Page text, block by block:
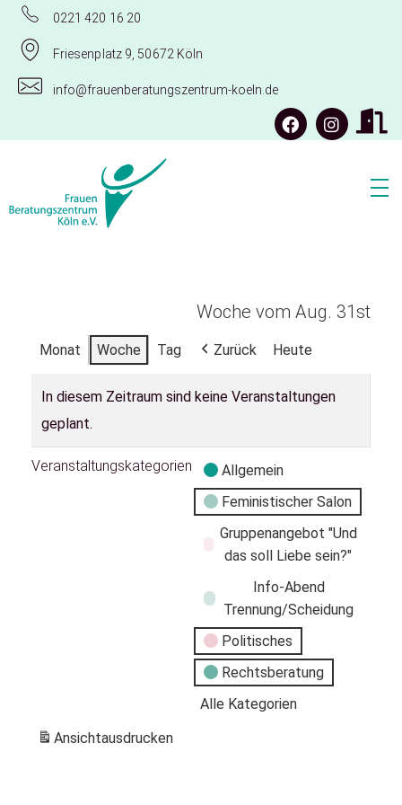
0221 420 16 20
Friesenplatz 9, 50672 Köln
info@frauenberatungszentrum-koeln.de
Woche vom Aug. 31st
Monat Woche Tag Zurück Heute
In diesem Zeitraum sind keine Veranstaltungen
geplant.
Veranstaltungskategorien
Allgemein
Feministischer Salon
Gruppenangebot "Und
das soll Liebe sein?"
Info-Abend
Trennung/Scheidung
Politisches
Rechtsberatung
Alle Kategorien
Ansichtausdrucken